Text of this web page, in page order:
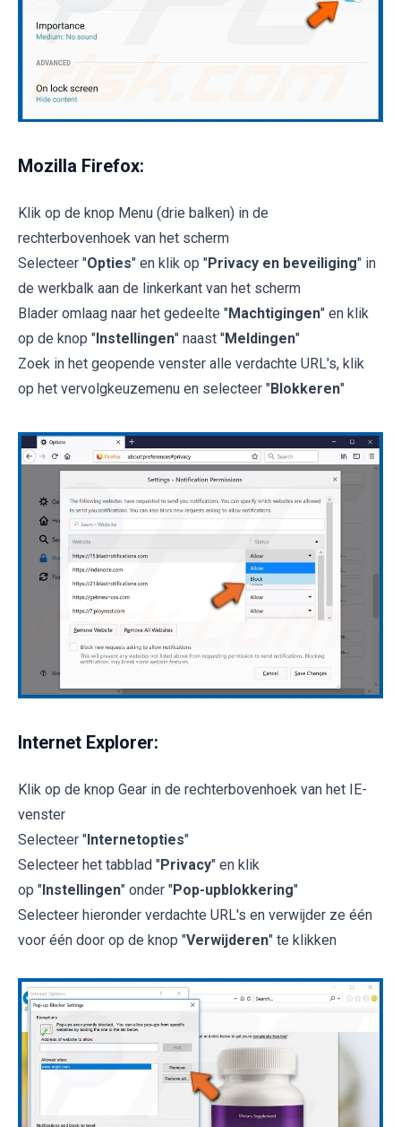
Mozilla Firefox:
Klik op de knop Menu (drie balken) in de
rechterbovenhoek van het scherm
Selecteer "Opties" en klik op "Privacy en beveiliging" in
de werkbalk aan de linkerkant van het scherm
Blader omlaag naar het gedeelte "Machtigingen" en klik
op de knop "Instellingen" naast "Meldingen"
Zoek in het geopende venster alle verdachte URL's, klik
op het vervolgkeuzemenu en selecteer "Blokkeren"
Internet Explorer:
Klik op de knop Gear in de rechterbovenhoek van het IE-
venster
Selecteer "Internetopties"
Selecteer het tabblad "Privacy" en klik
op "Instellingen" onder "Pop-upblokkering"
Selecteer hieronder verdachte URL's en verwijder ze één
voor één door op de knop "Verwijderen" te klikken